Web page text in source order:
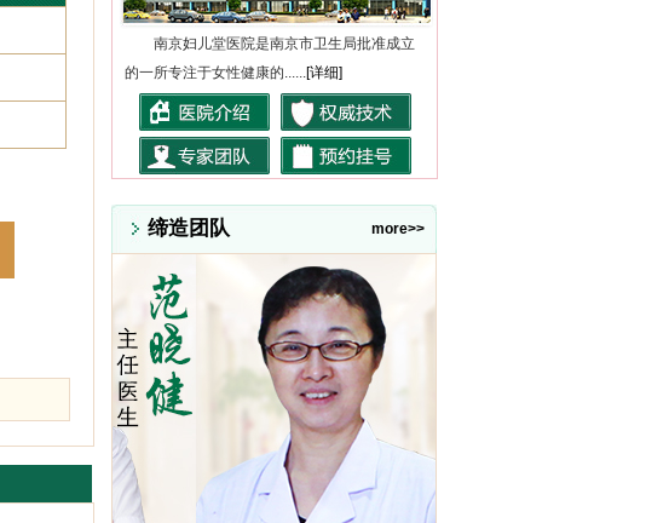
南京妇儿堂医院是南京市卫生局批准成立
的一所专注于女性健康的......[详细]
more>>
缔造团队